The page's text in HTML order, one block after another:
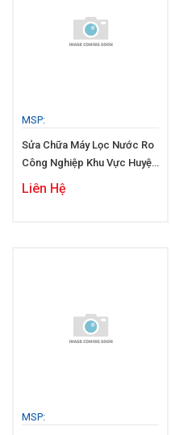
MSP:
Sửa Chữa Máy Lọc Nước Ro
Công Nghiệp Khu Vực Huyện
Vũng Liêm
Liên Hệ
MSP: